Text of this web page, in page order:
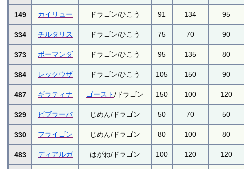
149 カイリュー ドラゴン/ひこう 91 134 95
334 チルタリス ドラゴン/ひこう 75 70 90
373 ボーマンダ ドラゴン/ひこう 95 135 80
384 レックウザ ドラゴン/ひこう 105 150 90
487 ギラティナ ゴースト/ドラゴン 150 100 120
329 ビブラーバ じめん/ドラゴン 50 70 50
330 フライゴン じめん/ドラゴン 80 100 80
483 ディアルガ はがね/ドラゴン 100 120 120